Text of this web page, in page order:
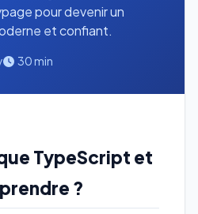
pour devenir un
et confiant.
30 min
TypeScript et
?